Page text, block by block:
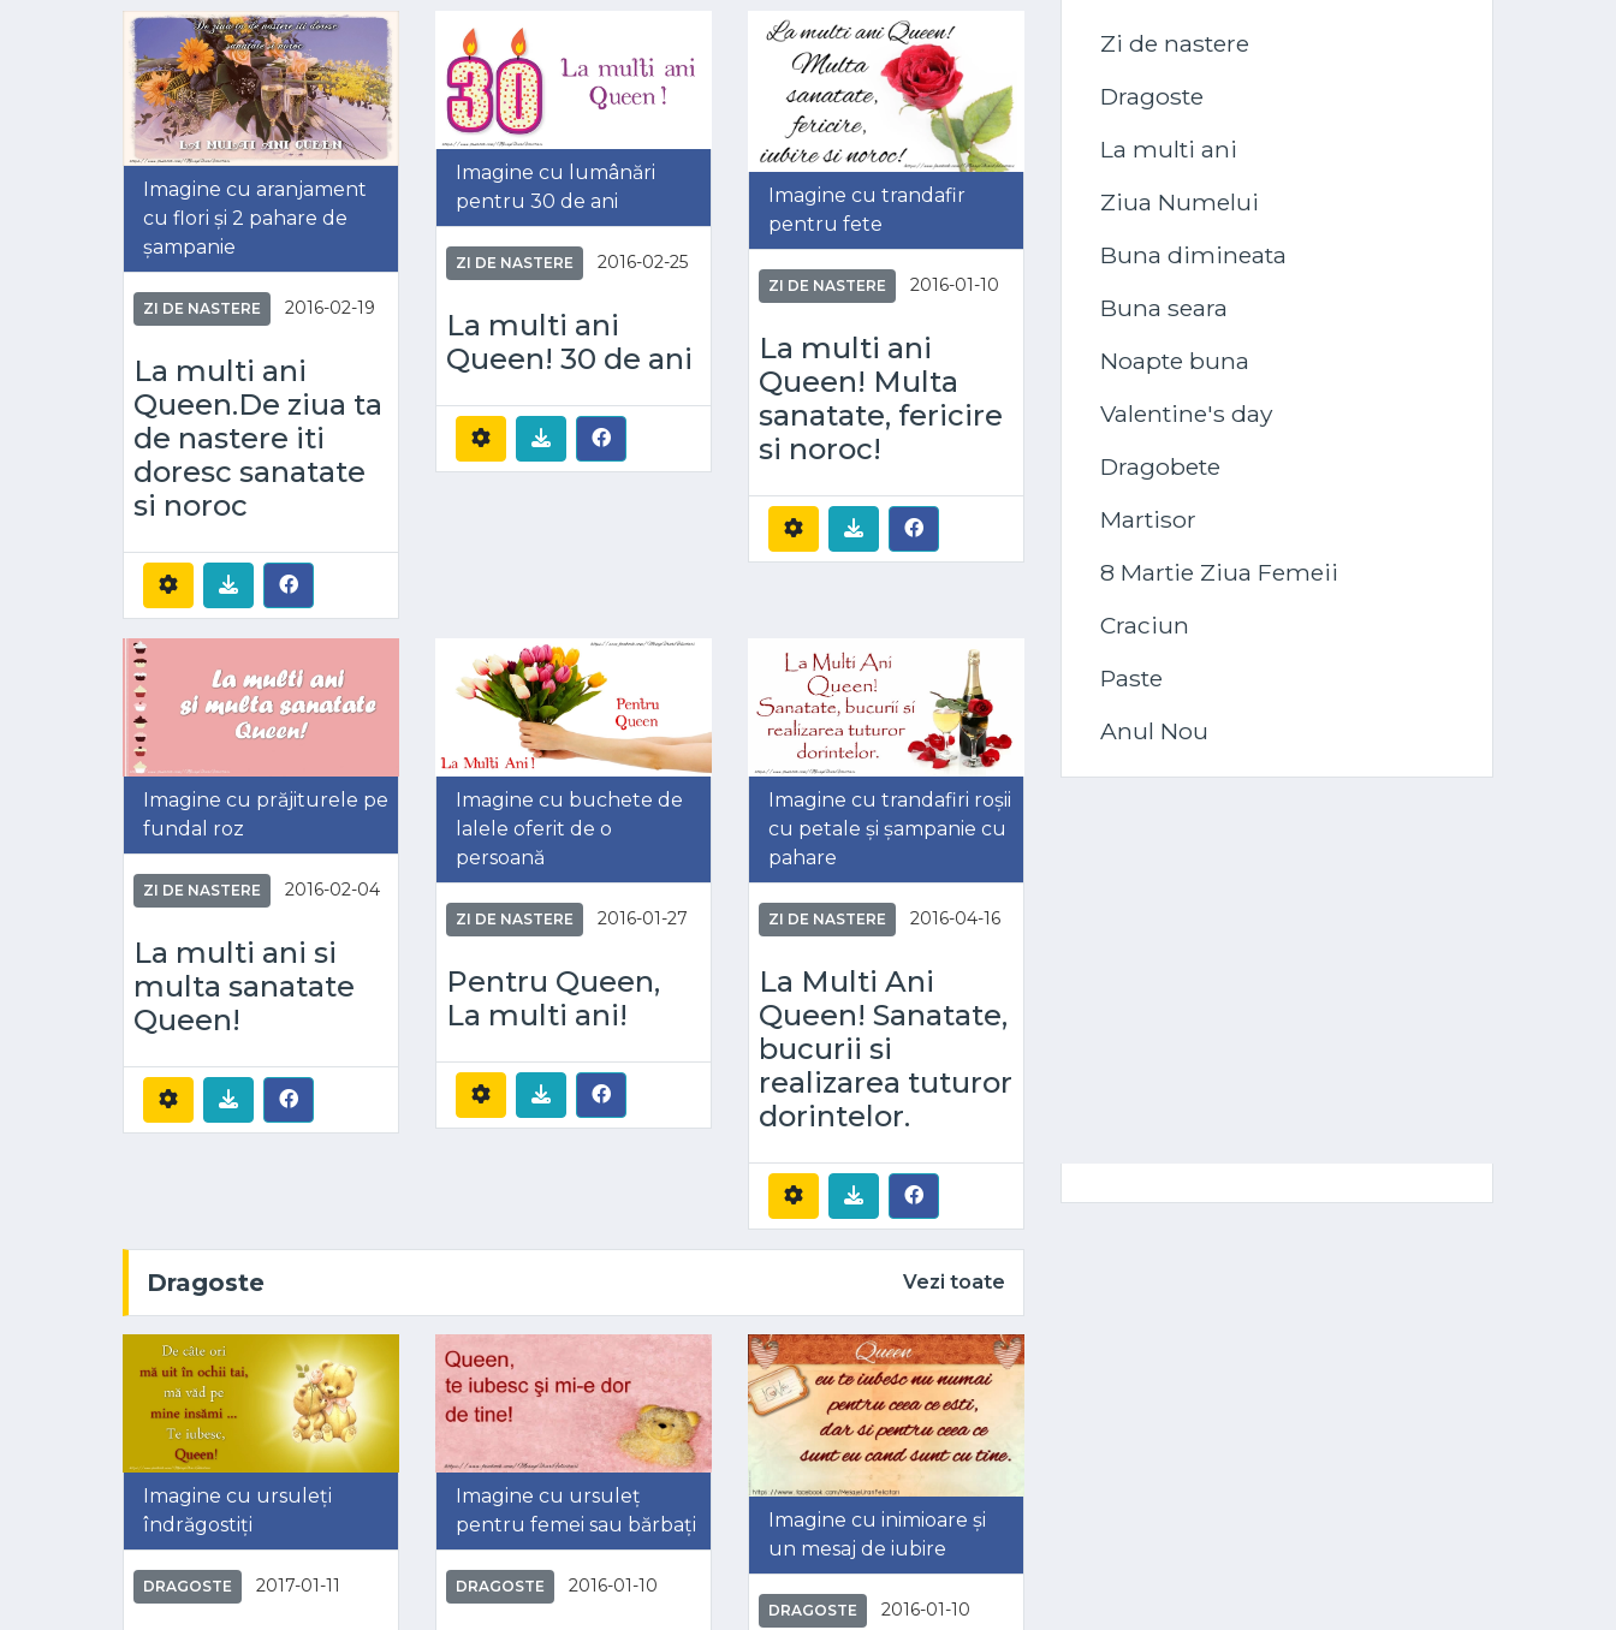
Imagine cu aranjament
cu flori și 2 pahare de
șampanie
ZI DE NASTERE 2016-02-19
La multi ani
Queen.De ziua ta
de nastere iti
doresc sanatate
si noroc
Imagine cu lumânări
pentru 30 de ani
ZI DE NASTERE 2016-02-25
La multi ani
Queen! 30 de ani
Imagine cu trandafir
pentru fete
ZI DE NASTERE 2016-01-10
La multi ani
Queen! Multa
sanatate, fericire
si noroc!
Imagine cu prăjiturele pe
fundal roz
ZI DE NASTERE 2016-02-04
La multi ani si
multa sanatate
Queen!
Imagine cu buchete de
lalele oferit de o
persoană
ZI DE NASTERE 2016-01-27
Pentru Queen,
La multi ani!
Imagine cu trandafiri roșii
cu petale și șampanie cu
pahare
ZI DE NASTERE 2016-04-16
La Multi Ani
Queen! Sanatate,
bucurii si
realizarea tuturor
dorintelor.
Dragoste Vezi toate
Imagine cu ursuleți
îndrăgostiți
DRAGOSTE 2017-01-11
Imagine cu ursuleț
pentru femei sau bărbați
DRAGOSTE 2016-01-10
Imagine cu inimioare și
un mesaj de iubire
DRAGOSTE 2016-01-10
Zi de nastere
Dragoste
La multi ani
Ziua Numelui
Buna dimineata
Buna seara
Noapte buna
Valentine's day
Dragobete
Martisor
8 Martie Ziua Femeii
Craciun
Paste
Anul Nou